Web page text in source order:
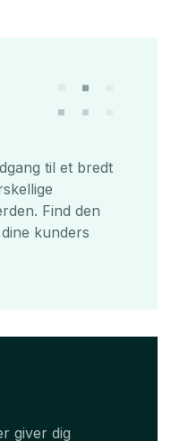
til et bredt
Find den
kunders
giver dig